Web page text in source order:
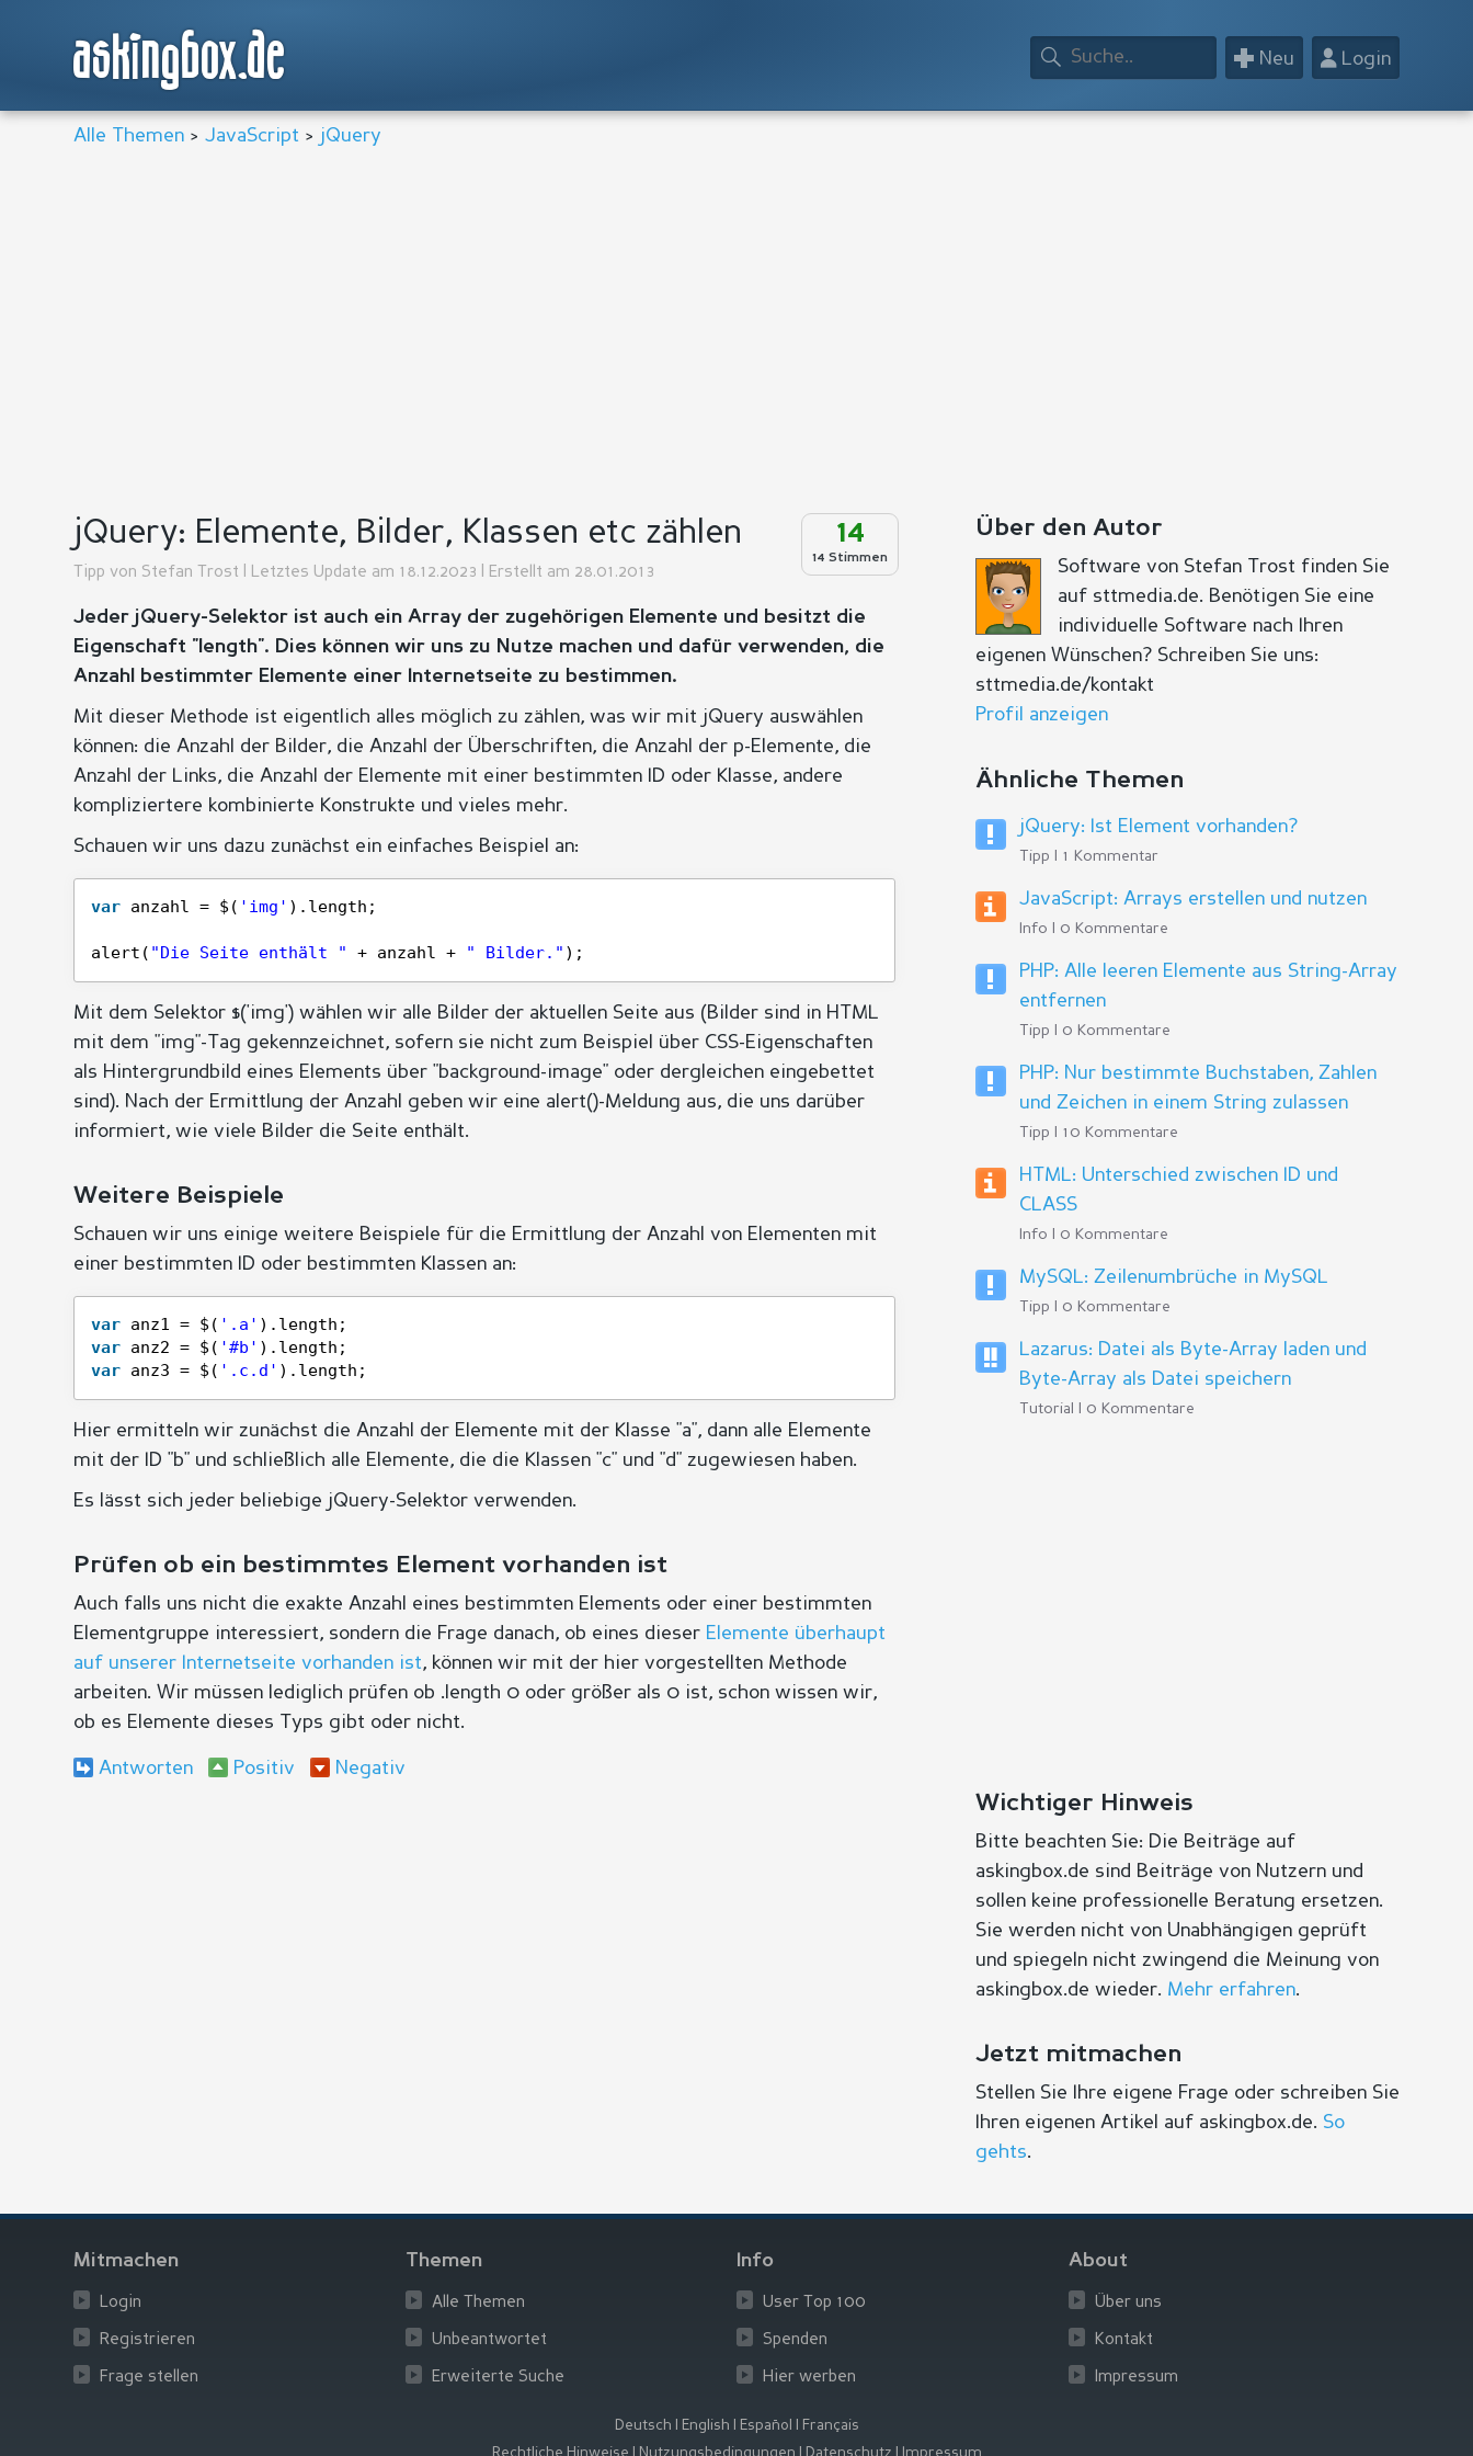
askingbox.de 👤Login
+ Neu
Alle Themen > JavaScript > jQuery
14
14 Stimmen
jQuery: Elemente, Bilder, Klassen etc zählen
Tipp von Stefan Trost | Letztes Update am 18.12.2023 | Erstellt am 28.01.2013
Jeder jQuery-Selektor ist auch ein Array der zugehörigen Elemente und besitzt die
Eigenschaft "length". Dies können wir uns zu Nutze machen und dafür verwenden, die
Anzahl bestimmter Elemente einer Internetseite zu bestimmen.
Mit dieser Methode ist eigentlich alles möglich zu zählen, was wir mit jQuery auswählen
können: die Anzahl der Bilder, die Anzahl der Überschriften, die Anzahl der p-Elemente, die
Anzahl der Links, die Anzahl der Elemente mit einer bestimmten ID oder Klasse, andere
kompliziertere kombinierte Konstrukte und vieles mehr.
Schauen wir uns dazu zunächst ein einfaches Beispiel an:
var anzahl = $( 'img' ).length;
alert( "Die Seite enthält " + anzahl + " Bilder." );
Mit dem Selektor $('img') wählen wir alle Bilder der aktuellen Seite aus (Bilder sind in HTML
mit dem "img"-Tag gekennzeichnet, sofern sie nicht zum Beispiel über CSS-Eigenschaften
als Hintergrundbild eines Elements über "background-image" oder dergleichen eingebettet
sind). Nach der Ermittlung der Anzahl geben wir eine alert()-Meldung aus, die uns darüber
informiert, wie viele Bilder die Seite enthält.
Weitere Beispiele
Schauen wir uns einige weitere Beispiele für die Ermittlung der Anzahl von Elementen mit
einer bestimmten ID oder bestimmten Klassen an:
var anz1 = $( '.a' ).length;
var anz2 = $( '#b' ).length;
var anz3 = $( '.c.d' ).length;
Hier ermitteln wir zunächst die Anzahl der Elemente mit der Klasse "a", dann alle Elemente
mit der ID "b" und schließlich alle Elemente, die die Klassen "c" und "d" zugewiesen haben.
Es lässt sich jeder beliebige jQuery-Selektor verwenden.
Prüfen ob ein bestimmtes Element vorhanden ist
Auch falls uns nicht die exakte Anzahl eines bestimmten Elements oder einer bestimmten
Elementgruppe interessiert, sondern die Frage danach, ob eines dieser Elemente überhaupt
auf unserer Internetseite vorhanden ist, können wir mit der hier vorgestellten Methode
arbeiten. Wir müssen lediglich prüfen ob .length 0 oder größer als 0 ist, schon wissen wir,
ob es Elemente dieses Typs gibt oder nicht.
Antworten Positiv Negativ
Über den Autor
Software von Stefan Trost finden Sie
auf sttmedia.de. Benötigen Sie eine
individuelle Software nach Ihren
eigenen Wünschen? Schreiben Sie uns:
sttmedia.de/kontakt
Profil anzeigen
Ähnliche Themen
jQuery: Ist Element vorhanden?
Tipp | 1 Kommentar
JavaScript: Arrays erstellen und nutzen
Info | 0 Kommentare
PHP: Alle leeren Elemente aus String-Array
entfernen
Tipp | 0 Kommentare
PHP: Nur bestimmte Buchstaben, Zahlen
und Zeichen in einem String zulassen
Tipp | 10 Kommentare
HTML: Unterschied zwischen ID und
CLASS
Info | 0 Kommentare
MySQL: Zeilenumbrüche in MySQL
Tipp | 0 Kommentare
Lazarus: Datei als Byte-Array laden und
Byte-Array als Datei speichern
Tutorial | 0 Kommentare
Wichtiger Hinweis
Bitte beachten Sie: Die Beiträge auf
askingbox.de sind Beiträge von Nutzern und
sollen keine professionelle Beratung ersetzen.
Sie werden nicht von Unabhängigen geprüft
und spiegeln nicht zwingend die Meinung von
askingbox.de wieder. Mehr erfahren.
Jetzt mitmachen
Stellen Sie Ihre eigene Frage oder schreiben Sie
Ihren eigenen Artikel auf askingbox.de. So
gehts.
Mitmachen
Login
Registrieren
Frage stellen
Themen
Alle Themen
Unbeantwortet
Erweiterte Suche
Info
User Top 100
Spenden
Hier werben
About
Über uns
Kontakt
Impressum
Deutsch English Español
Français